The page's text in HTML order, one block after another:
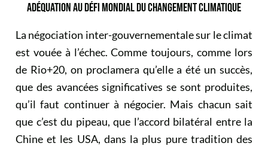
ADÉQUATION AU DÉFI MONDIAL DU CHANGEMENT CLIMATIQUE
La négociation inter-gouvernementale sur le climat
est vouée à l’échec. Comme toujours, comme lors
de Rio+20, on proclamera qu’elle a été un succès,
que des avancées significatives se sont produites,
qu’il faut continuer à négocier. Mais chacun sait
que c’est du pipeau, que l’accord bilatéral entre la
Chine et les USA, dans la plus pure tradition des